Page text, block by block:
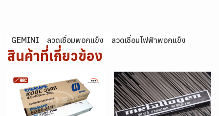
GEMINI ลวดเชื่อมพอกแข็ง ลวดเชื่อมไฟฟ้าพอกแข็ง
สินค้าที่เกี่ยวข้อง